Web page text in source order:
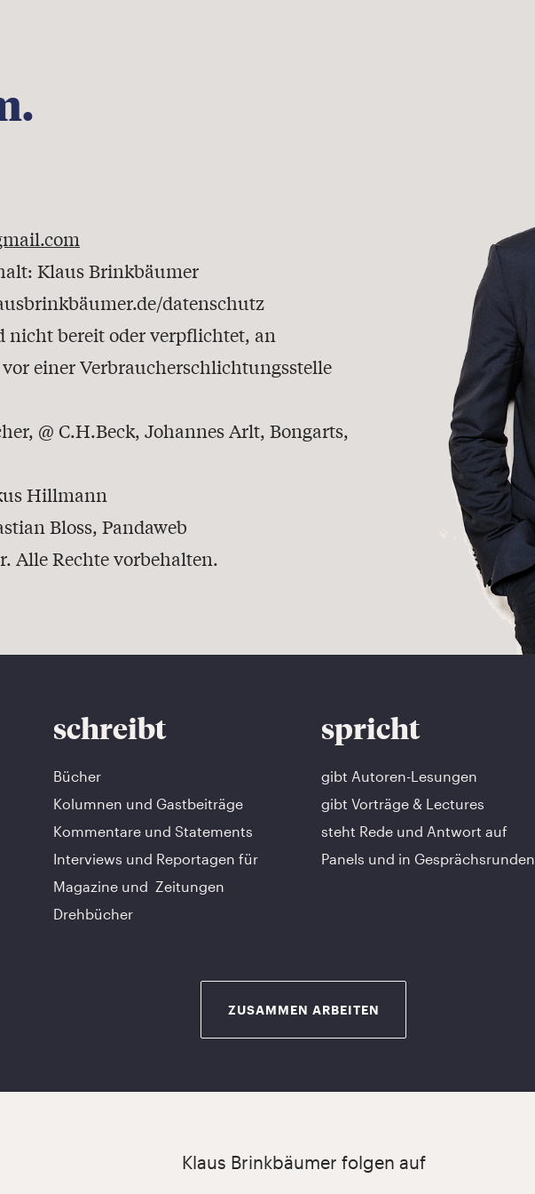
Klaus Brinkbäumer
datenschutz
bereit oder verpflichtet, an
einer Verbraucherschlichtungsstelle
@ C.H.Beck, Johannes Arlt, Bongarts,
Hillmann
Bloss, Pandaweb
Alle Rechte vorbehalten.
schreibt
Bücher
Kolumnen und Gastbeiträge
Kommentare und Statements
Interviews und Reportagen für
Magazine und Zeitungen
Drehbücher
spricht
gibt Autoren-Lesungen
gibt Vorträge & Lectures
steht Rede und Antwort auf
Panels und in Gesprächsrunden
ZUSAMMEN ARBEITEN
Klaus Brinkbäumer folgen auf